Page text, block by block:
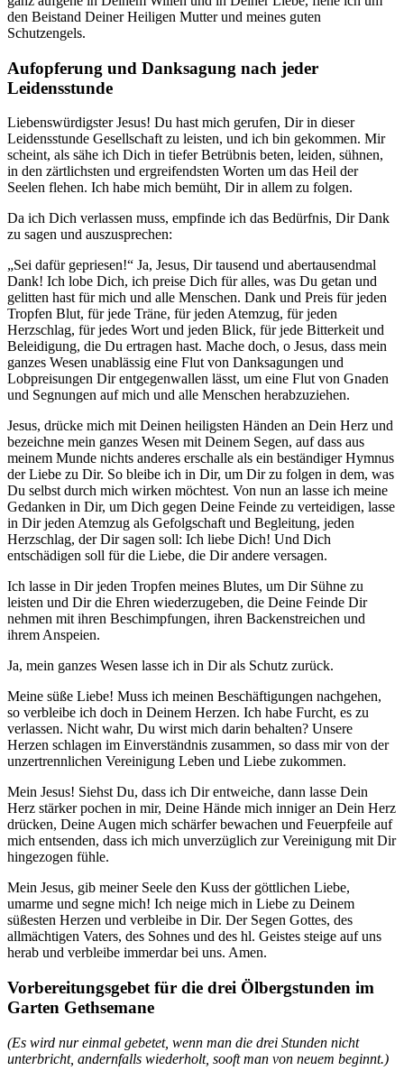
den Beistand Deiner Heiligen Mutter und meines guten
Schutzengels.
Aufopferung und Danksagung nach jeder
Leidensstunde
Liebenswürdigster Jesus! Du hast mich gerufen, Dir in dieser
Leidensstunde Gesellschaft zu leisten, und ich bin gekommen. Mir
scheint, als sähe ich Dich in tiefer Betrübnis beten, leiden, sühnen,
in den zärtlichsten und ergreifendsten Worten um das Heil der
Seelen flehen. Ich habe mich bemüht, Dir in allem zu folgen.
Da ich Dich verlassen muss, empfinde ich das Bedürfnis, Dir Dank
zu sagen und auszusprechen:
„Sei dafür gepriesen!“ Ja, Jesus, Dir tausend und abertausendmal
Dank! Ich lobe Dich, ich preise Dich für alles, was Du getan und
gelitten hast für mich und alle Menschen. Dank und Preis für jeden
Tropfen Blut, für jede Träne, für jeden Atemzug, für jeden
Herzschlag, für jedes Wort und jeden Blick, für jede Bitterkeit und
Beleidigung, die Du ertragen hast. Mache doch, o Jesus, dass mein
ganzes Wesen unablässig eine Flut von Danksagungen und
Lobpreisungen Dir entgegenwallen lässt, um eine Flut von Gnaden
und Segnungen auf mich und alle Menschen herabzuziehen.
Jesus, drücke mich mit Deinen heiligsten Händen an Dein Herz und
bezeichne mein ganzes Wesen mit Deinem Segen, auf dass aus
meinem Munde nichts anderes erschalle als ein beständiger Hymnus
der Liebe zu Dir. So bleibe ich in Dir, um Dir zu folgen in dem, was
Du selbst durch mich wirken möchtest. Von nun an lasse ich meine
Gedanken in Dir, um Dich gegen Deine Feinde zu verteidigen, lasse
in Dir jeden Atemzug als Gefolgschaft und Begleitung, jeden
Herzschlag, der Dir sagen soll: Ich liebe Dich! Und Dich
entschädigen soll für die Liebe, die Dir andere versagen.
Ich lasse in Dir jeden Tropfen meines Blutes, um Dir Sühne zu
leisten und Dir die Ehren wiederzugeben, die Deine Feinde Dir
nehmen mit ihren Beschimpfungen, ihren Backenstreichen und
ihrem Anspeien.
Ja, mein ganzes Wesen lasse ich in Dir als Schutz zurück.
Meine süße Liebe! Muss ich meinen Beschäftigungen nachgehen,
so verbleibe ich doch in Deinem Herzen. Ich habe Furcht, es zu
verlassen. Nicht wahr, Du wirst mich darin behalten? Unsere
Herzen schlagen im Einverständnis zusammen, so dass mir von der
unzertrennlichen Vereinigung Leben und Liebe zukommen.
Mein Jesus! Siehst Du, dass ich Dir entweiche, dann lasse Dein
Herz stärker pochen in mir, Deine Hände mich inniger an Dein Herz
drücken, Deine Augen mich schärfer bewachen und Feuerpfeile auf
mich entsenden, dass ich mich unverzüglich zur Vereinigung mit Dir
hingezogen fühle.
Mein Jesus, gib meiner Seele den Kuss der göttlichen Liebe,
umarme und segne mich! Ich neige mich in Liebe zu Deinem
süßesten Herzen und verbleibe in Dir. Der Segen Gottes, des
allmächtigen Vaters, des Sohnes und des hl. Geistes steige auf uns
herab und verbleibe immerdar bei uns. Amen.
Vorbereitungsgebet für die drei Ölbergstunden im
Garten Gethsemane
(Es wird nur einmal gebetet, wenn man die drei Stunden nicht
unterbricht, andernfalls wiederholt, sooft man von neuem beginnt.)